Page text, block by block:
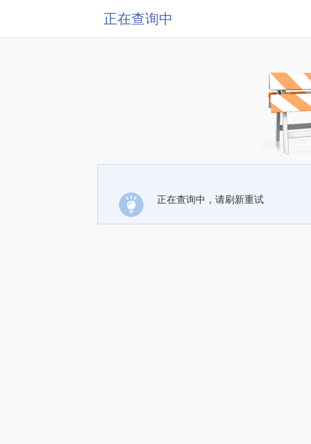
正在查询中
正在查询中，请刷新重试